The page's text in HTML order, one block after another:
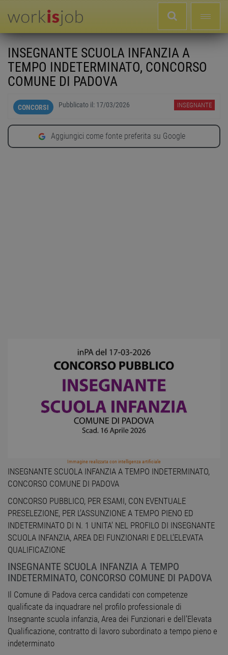
INSEGNANTE SCUOLA INFANZIA A
TEMPO INDETERMINATO, CONCORSO
COMUNE DI PADOVA
CONCORSI Pubblicato il: 17/03/2026 INSEGNANTE
Aggiungici come fonte preferita su Google
Immagine realizzata con intelligenza artificiale
INSEGNANTE SCUOLA INFANZIA A TEMPO INDETERMINATO,
CONCORSO COMUNE DI PADOVA
CONCORSO PUBBLICO, PER ESAMI, CON EVENTUALE
PRESELEZIONE, PER L’ASSUNZIONE A TEMPO PIENO ED
INDETERMINATO DI N. 1 UNITA’ NEL PROFILO DI INSEGNANTE
SCUOLA INFANZIA, AREA DEI FUNZIONARI E DELL’ELEVATA
QUALIFICAZIONE
INSEGNANTE SCUOLA INFANZIA A TEMPO
INDETERMINATO, CONCORSO COMUNE DI PADOVA
Il Comune di Padova cerca candidati con competenze
qualificate da inquadrare nel profilo professionale di
Insegnante scuola infanzia, Area dei Funzionari e dell’Elevata
Qualificazione, contratto di lavoro subordinato a tempo pieno e
indeterminato